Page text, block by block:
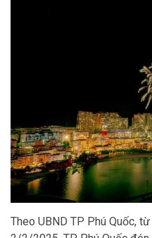
Theo UBND TP Phú Quốc,